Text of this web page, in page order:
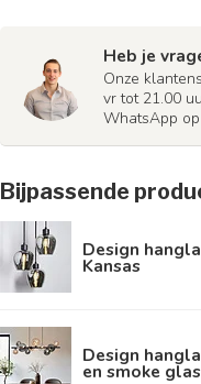
Heb je
Onze
vr tot 21.00
WhatsApp
Bijpassende
Design
Kansas
Design
en smoke